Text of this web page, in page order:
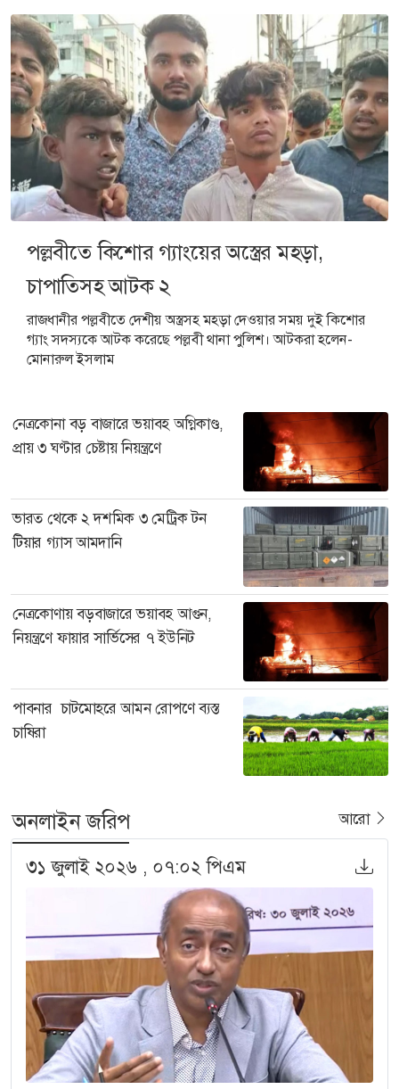
পল্লবীতে কিশোর গ্যাংয়ের অস্ত্রের মহড়া,
চাপাতিসহ আটক ২
রাজধানীর পল্লবীতে দেশীয় অস্ত্রসহ মহড়া দেওয়ার সময় দুই কিশোর
গ্যাং সদস্যকে আটক করেছে পল্লবী থানা পুলিশ। আটকরা হলেন-
মোনারুল ইসলাম
নেত্রকোনা বড় বাজারে ভয়াবহ অগ্নিকাণ্ড,
প্রায় ৩ ঘণ্টার চেষ্টায় নিয়ন্ত্রণে
ভারত থেকে ২ দশমিক ৩ মেট্রিক টন
টিয়ার গ্যাস আমদানি
নেত্রকোণায় বড়বাজারে ভয়াবহ আগুন,
নিয়ন্ত্রণে ফায়ার সার্ভিসের ৭ ইউনিট
পাবনার চাটমোহরে আমন রোপণে ব্যস্ত
চাষিরা
অনলাইন জরিপ আরো
৩১ জুলাই ২০২৬ , ০৭:০২ পিএম